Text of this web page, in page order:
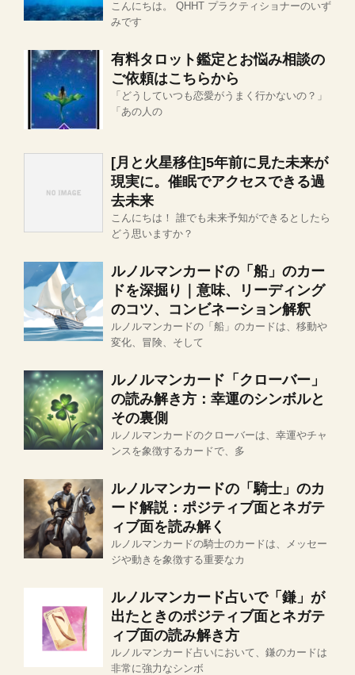
こんにちは。 QHHT プラクティショナーのいず
みです
有料タロット鑑定とお悩み相談の
ご依頼はこちらから
「どうしていつも恋愛がうまく行かないの？」
「あの人の
[月と火星移住]5年前に見た未来が
現実に。催眠でアクセスできる過
去未来
こんにちは！ 誰でも未来予知ができるとしたら
どう思いますか？
ルノルマンカードの「船」のカー
ドを深掘り｜意味、リーディング
のコツ、コンビネーション解釈
ルノルマンカードの「船」のカードは、移動や
変化、冒険、そして
ルノルマンカード「クローバー」
の読み解き方：幸運のシンボルと
その裏側
ルノルマンカードのクローバーは、幸運やチャ
ンスを象徴するカードで、多
ルノルマンカードの「騎士」のカ
ード解説：ポジティブ面とネガテ
ィブ面を読み解く
ルノルマンカードの騎士のカードは、メッセー
ジや動きを象徴する重要なカ
ルノルマンカード占いで「鎌」が
出たときのポジティブ面とネガテ
ィブ面の読み解き方
ルノルマンカード占いにおいて、鎌のカードは
非常に強力なシンボ